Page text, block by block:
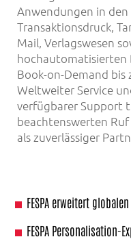
Anwendungen in
Transaktionsdruck,
Mail, Verlagswesen
hochautomatisierten
Book-on-Demand bis
Weltweiter Service
verfügbarer Support
beachtenswerten
als zuverlässiger
FESPA erweitert
FESPA Personalisation-